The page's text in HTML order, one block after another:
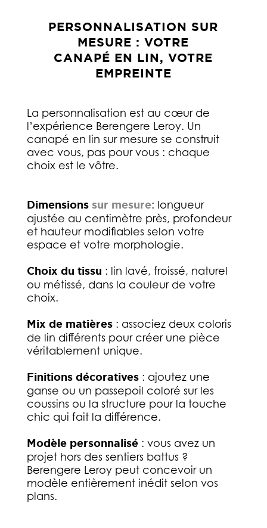
PERSONNALISATION SUR
MESURE : VOTRE
CANAPÉ EN LIN, VOTRE
EMPREINTE
La personnalisation est au cœur de
l’expérience Berengere Leroy. Un
canapé en lin sur mesure se construit
avec vous, pas pour vous : chaque
choix est le vôtre.
Dimensions sur mesure: longueur
ajustée au centimètre près, profondeur
et hauteur modifiables selon votre
espace et votre morphologie.
Choix du tissu : lin lavé, froissé, naturel
ou métissé, dans la couleur de votre
choix.
Mix de matières : associez deux coloris
de lin différents pour créer une pièce
véritablement unique.
Finitions décoratives : ajoutez une
ganse ou un passepoil coloré sur les
coussins ou la structure pour la touche
chic qui fait la différence.
Modèle personnalisé : vous avez un
projet hors des sentiers battus ?
Berengere Leroy peut concevoir un
modèle entièrement inédit selon vos
plans.